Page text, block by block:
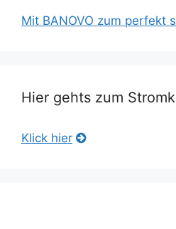
Mit BANOVO zum perfekt
Hier gehts zum
Klick hier